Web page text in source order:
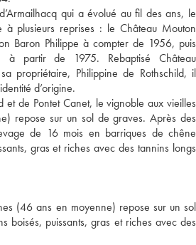
qui a évolué au fil des ans, le
plusieurs reprises : le Château Mouton
Baron Philippe à compter de 1956, puis
à partir de 1975. Rebaptisé Château
propriétaire, Philippine de Rothschild, il
d’origine.
et de Pontet Canet, le vignoble aux vieilles
repose sur un sol de graves. Après des
de 16 mois en barriques de chêne
gras et riches avec des tannins longs
(46 ans en moyenne) repose sur un sol
boisés, puissants, gras et riches avec des